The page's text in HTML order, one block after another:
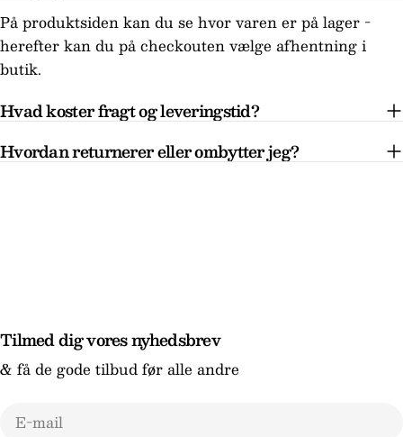
På produktsiden kan du se hvor varen er på lager -
herefter kan du på checkouten vælge afhentning i
butik.
Hvad koster fragt og leveringstid?
Hvordan returnerer eller ombytter jeg?
Tilmed dig vores nyhedsbrev
& få de gode tilbud før alle andre
E-